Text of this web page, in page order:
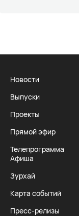
Новости
Выпуски
Проекты
Прямой эфир
Телепрограмма
Афиша
Зурхай
Карта событий
Пресс-релизы